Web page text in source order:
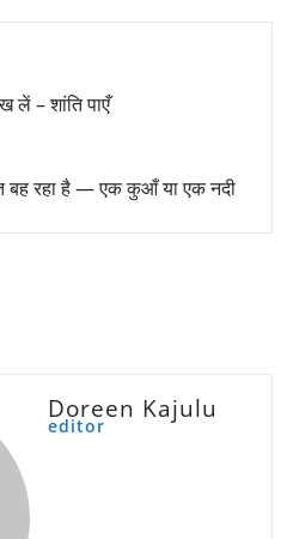
लें – शांति पाएँ
बह रहा है — एक कुआँ या एक नदी
Doreen Kajulu
editor